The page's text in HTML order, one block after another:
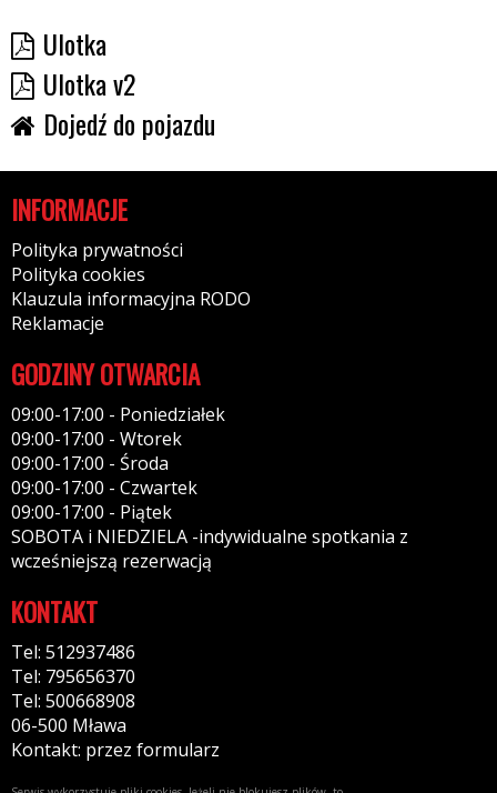
Ulotka
Ulotka v2
Dojedź do pojazdu
INFORMACJE
Polityka prywatności
Polityka cookies
Klauzula informacyjna RODO
Reklamacje
GODZINY OTWARCIA
09:00-17:00 - Poniedziałek
09:00-17:00 - Wtorek
09:00-17:00 - Środa
09:00-17:00 - Czwartek
09:00-17:00 - Piątek
SOBOTA i NIEDZIELA -indywidualne spotkania z
wcześniejszą rezerwacją
KONTAKT
Tel: 512937486
Tel: 795656370
Tel: 500668908
06-500 Mława
Kontakt: przez formularz